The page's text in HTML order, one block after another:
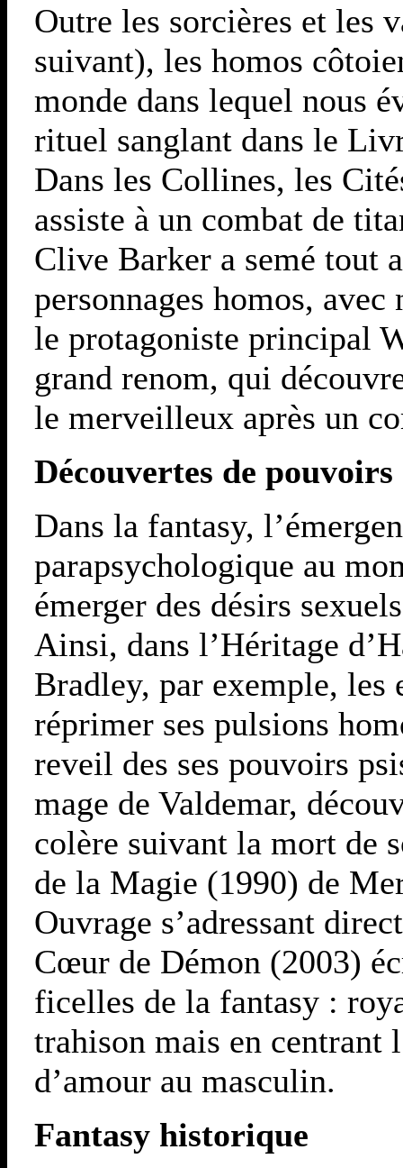
Outre les sorcières et les
suivant), les homos
monde dans lequel nous
rituel sanglant dans le
Dans les Collines, les
assiste à un combat de
Clive Barker a semé tout
personnages homos,
le protagoniste principal
grand renom, qui
le merveilleux après un
Découvertes de
Dans la fantasy,
parapsychologique au
émerger des désirs
Ainsi, dans l’Héritage
Bradley, par exemple, les
réprimer ses pulsions
reveil des ses pouvoirs
mage de Valdemar,
colère suivant la mort de
de la Magie (1990) de
Ouvrage s’adressant
Cœur de Démon (2003)
ficelles de la fantasy :
trahison mais en centrant
d’amour au masculin.
Fantasy historique